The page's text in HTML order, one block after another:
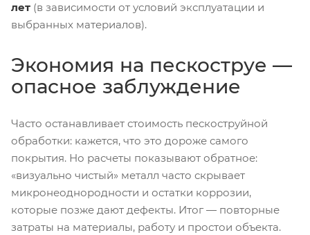
лет (в зависимости от условий эксплуатации и
выбранных материалов).
Экономия на пескоструе —
опасное заблуждение
Часто останавливает стоимость пескоструйной
обработки: кажется, что это дороже самого
покрытия. Но расчеты показывают обратное:
«визуально чистый» металл часто скрывает
микронеоднородности и остатки коррозии,
которые позже дают дефекты. Итог — повторные
затраты на материалы, работу и простои объекта.